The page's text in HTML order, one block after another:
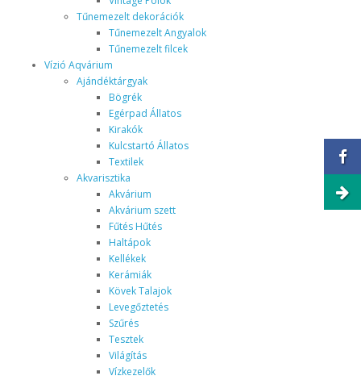
Tűnemezelt dekorációk
Tűnemezelt Angyalok
Tűnemezelt filcek
Vízió Aqvárium
Ajándéktárgyak
Bögrék
Egérpad Állatos
Kirakók
Kulcstartó Állatos
Textilek
Akvarisztika
Akvárium
Akvárium szett
Fűtés Hűtés
Haltápok
Kellékek
Kerámiák
Kövek Talajok
Levegőztetés
Szűrés
Tesztek
Világítás
Vízkezelők